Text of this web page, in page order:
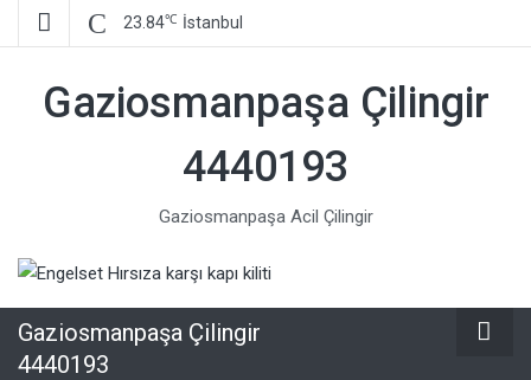
23.84℃ İstanbul
Gaziosmanpaşa Çilingir
4440193
Gaziosmanpaşa Acil Çilingir
Gaziosmanpaşa Çilingir
4440193